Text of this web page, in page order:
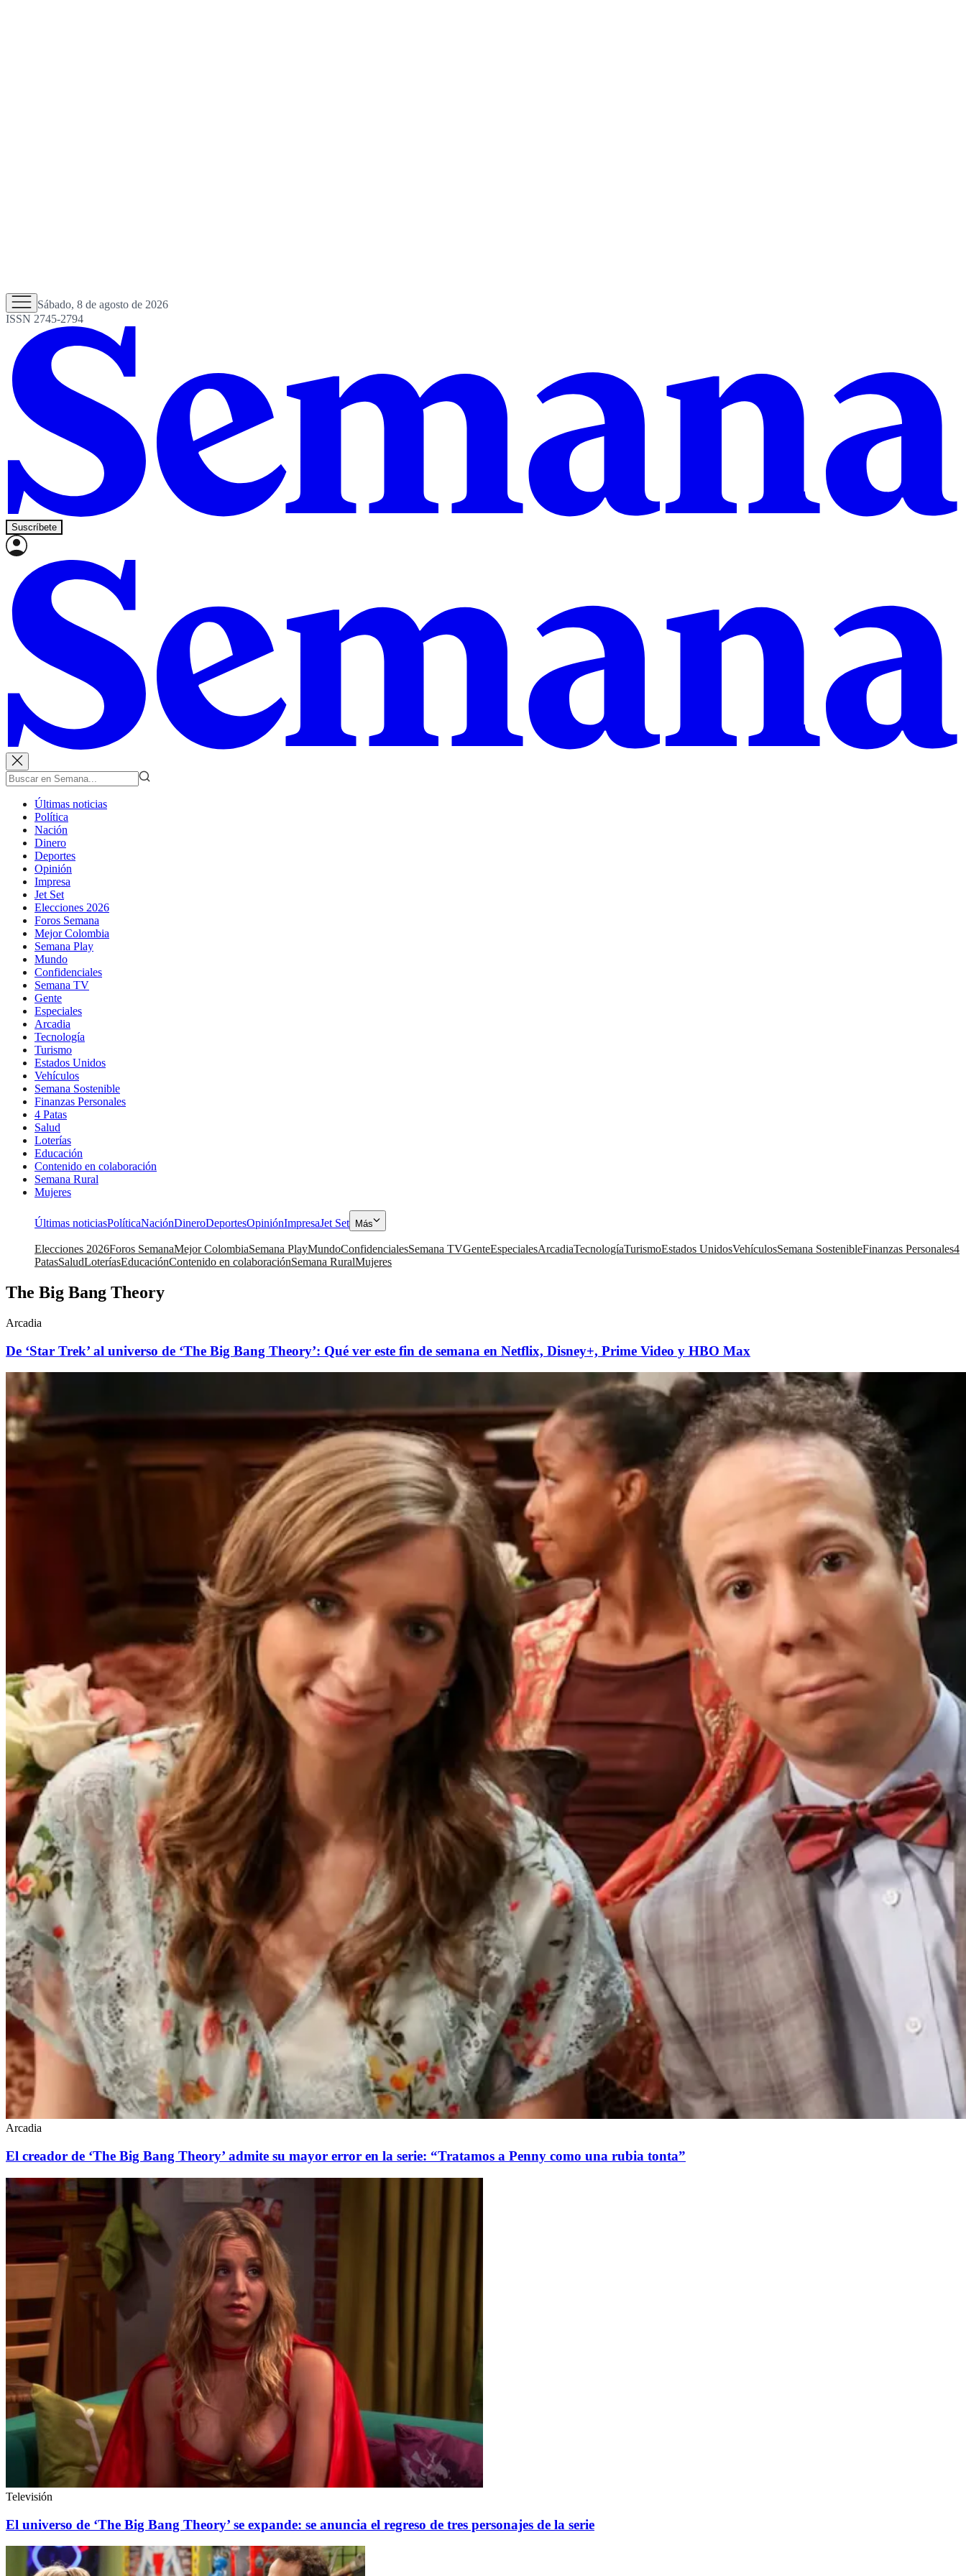
Sábado, 8 de agosto de 2026
ISSN 2745-2794
Suscríbete
Últimas noticias
Política
Nación
Dinero
Deportes
Opinión
Impresa
Jet Set
Elecciones 2026
Foros Semana
Mejor Colombia
Semana Play
Mundo
Confidenciales
Semana TV
Gente
Especiales
Arcadia
Tecnología
Turismo
Estados Unidos
Vehículos
Semana Sostenible
Finanzas Personales
4 Patas
Salud
Loterías
Educación
Contenido en colaboración
Semana Rural
Mujeres
Últimas noticiasPolíticaNaciónDineroDeportesOpiniónImpresaJet Set Más
Elecciones 2026Foros SemanaMejor ColombiaSemana PlayMundoConfidencialesSemana TVGenteEspecialesArcadiaTecnologíaTurismoEstados UnidosVehículosSemana SostenibleFinanzas Personales4
PatasSaludLoteríasEducaciónContenido en colaboraciónSemana RuralMujeres
The Big Bang Theory
Arcadia
De ‘Star Trek’ al universo de ‘The Big Bang Theory’: Qué ver este fin de semana en Netflix, Disney+, Prime Video y HBO Max
Arcadia
El creador de ‘The Big Bang Theory’ admite su mayor error en la serie: “Tratamos a Penny como una rubia tonta”
Televisión
El universo de ‘The Big Bang Theory’ se expande: se anuncia el regreso de tres personajes de la serie